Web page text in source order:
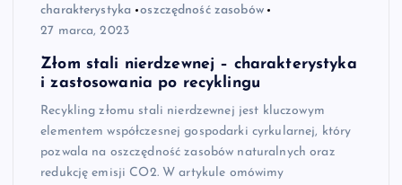
charakterystyka
oszczędność zasobów
27 marca, 2023
Złom stali nierdzewnej – charakterystyka
i zastosowania po recyklingu
Recykling złomu stali nierdzewnej jest kluczowym
elementem współczesnej gospodarki cyrkularnej, który
pozwala na oszczędność zasobów naturalnych oraz
redukcję emisji CO2. W artykule omówimy